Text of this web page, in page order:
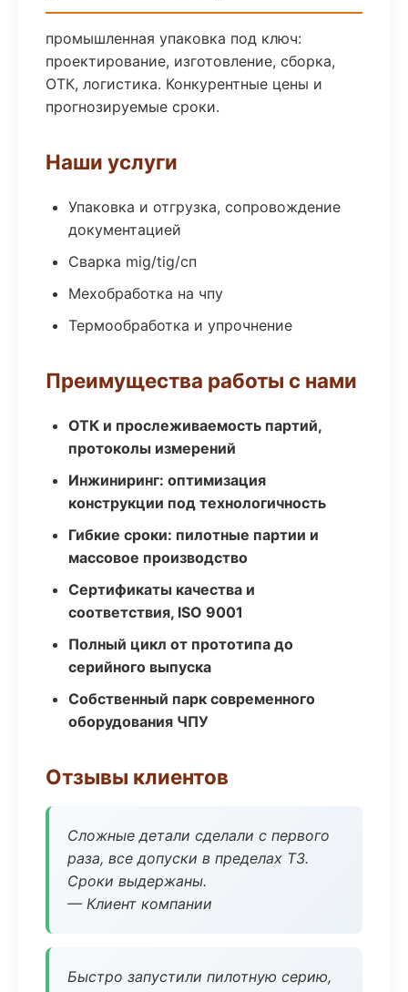
промышленная упаковка под ключ:
проектирование, изготовление, сборка,
ОТК, логистика. Конкурентные цены и
прогнозируемые сроки.
Наши услуги
Упаковка и отгрузка, сопровождение
документацией
Сварка mig/tig/сп
Мехобработка на чпу
Термообработка и упрочнение
Преимущества работы с нами
ОТК и прослеживаемость партий,
протоколы измерений
Инжиниринг: оптимизация
конструкции под технологичность
Гибкие сроки: пилотные партии и
массовое производство
Сертификаты качества и
соответствия, ISO 9001
Полный цикл от прототипа до
серийного выпуска
Собственный парк современного
оборудования ЧПУ
Отзывы клиентов
Сложные детали сделали с первого
раза, все допуски в пределах ТЗ.
Сроки выдержаны.
— Клиент компании
Быстро запустили пилотную серию,